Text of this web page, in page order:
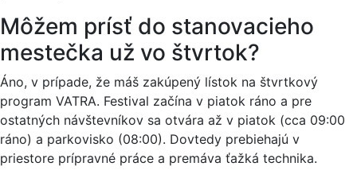
Môžem prísť do stanovacieho
mestečka už vo štvrtok?
Áno, v prípade, že máš zakúpený lístok na štvrtkový
program VATRA. Festival začína v piatok ráno a pre
ostatných návštevníkov sa otvára až v piatok (cca 09:00
ráno) a parkovisko (08:00). Dovtedy prebiehajú v
priestore prípravné práce a premáva ťažká technika.